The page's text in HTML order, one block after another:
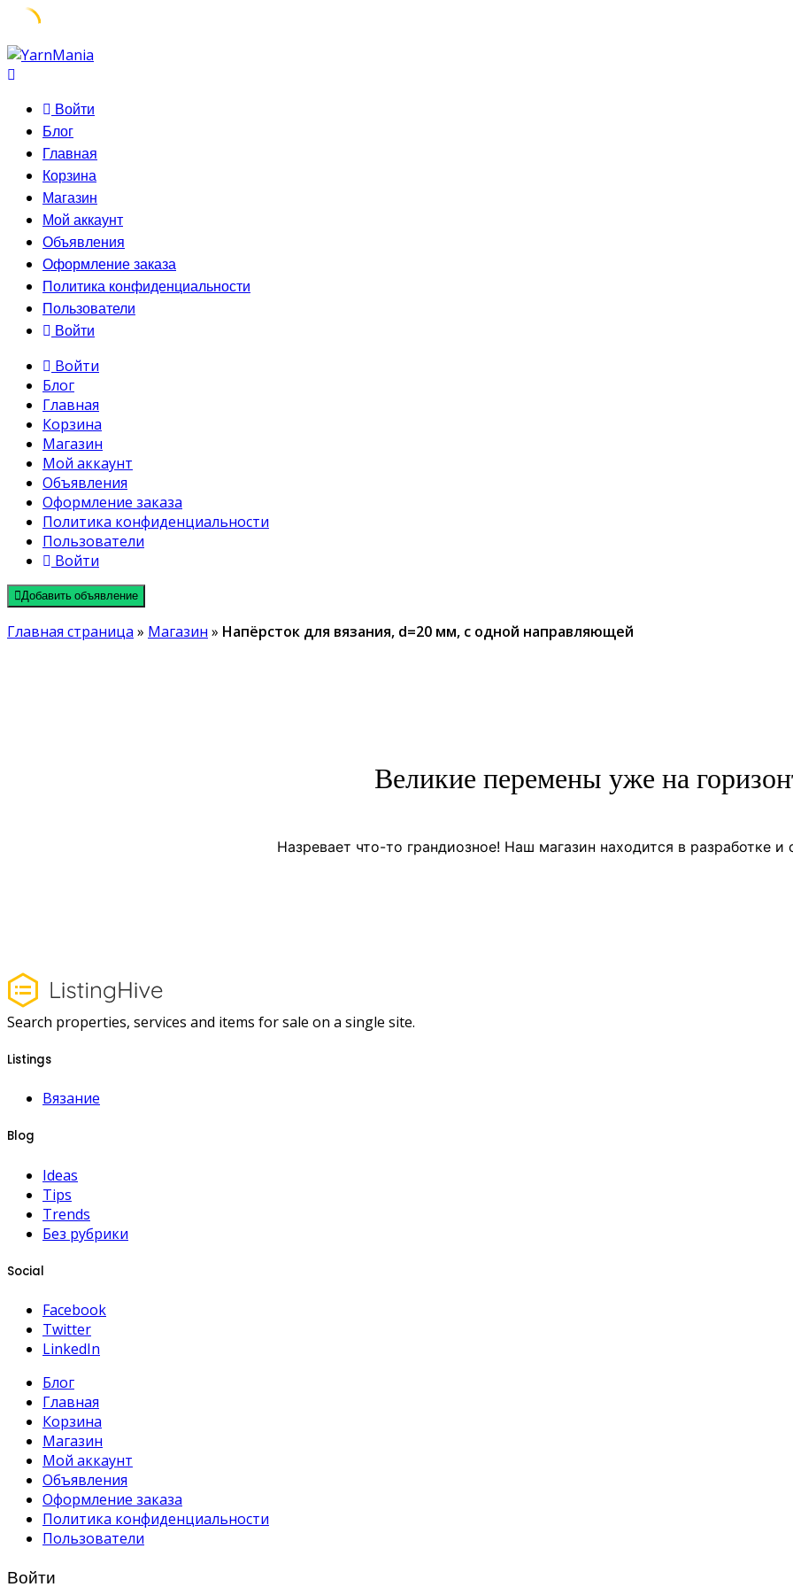
Skip
to
Войти
Блог
Главная
Корзина
Магазин
Мой аккаунт
Объявления
Оформление заказа
Политика конфиденциальности
Пользователи
Войти
Войти
Блог
Главная
Корзина
Магазин
Мой аккаунт
Объявления
Оформление заказа
Политика конфиденциальности
Пользователи
Войти
Добавить объявление
Главная страница » Магазин » Напёрсток для вязания, d=20 мм, с одной направляющей
Великие перемены уже на
Назревает что-то грандиозное! Наш магазин находится в разработке и
Search properties, services and items for sale on a single site.
Listings
Вязание
Blog
Ideas
Tips
Trends
Без рубрики
Social
Facebook
Twitter
LinkedIn
Блог
Главная
Корзина
Магазин
Мой аккаунт
Объявления
Оформление заказа
Политика конфиденциальности
Пользователи
Войти